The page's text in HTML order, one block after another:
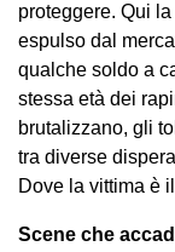
proteggere. Qui
espulso dal
qualche soldo a
stessa età dei
brutalizzano, gli
tra diverse
Dove la vittima è
Scene che